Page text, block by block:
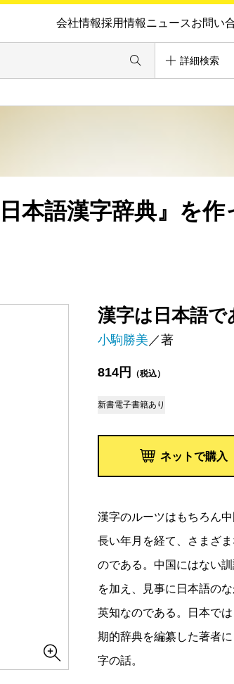
会社情報採用情報ニュースお問い
詳細検索
漢字は日本語で
小駒勝美 ／著
814円 （税込）
新書電子書籍あり
ネットで購入
本語漢字辞典』を作
漢字のルーツはもちろん
長い年月を経て、さまざ
のである。中国にはない
を加え、見事に日本語の
英知なのである。日本で
期的辞典を編纂した著者
字の話。